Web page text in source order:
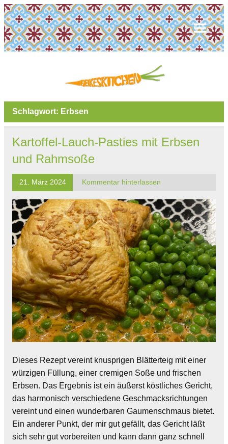
Schlagwort: Erbsen
Kartoffel-Lauch-Pasties mit Erbsen
und Rahmsoße
21. März 2024 Kommentar hinterlassen
Dieses Rezept vereint knusprigen Blätterteig mit einer
würzigen Füllung, einer cremigen Soße und frischen
Erbsen. Das Ergebnis ist ein äußerst köstliches Gericht,
das harmonisch verschiedene Geschmacksrichtungen
vereint und einen wunderbaren Gaumenschmaus bietet.
Ein anderer Punkt, der mir gut gefällt, das Gericht läßt
sich sehr gut vorbereiten und kann dann ganz schnell